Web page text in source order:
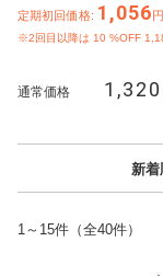
定期初回価格: 1,056
※2回目以降は 10 %OFF
通常価格 1,320
新着
1～15件（全40件）